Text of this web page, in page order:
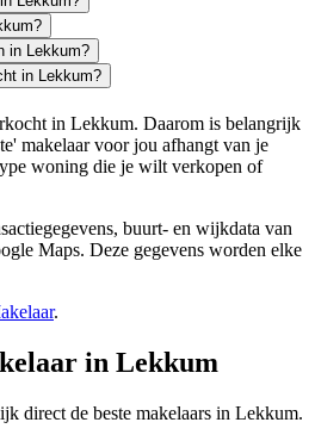
in Lekkum?
in Lekkum?
in Lekkum. Daarom is belangrijk
makelaar voor jou afhangt van je
woning die je wilt verkopen of
buurt- en wijkdata van
Maps. Deze gegevens worden elke
.
in Lekkum
direct de beste makelaars in Lekkum.